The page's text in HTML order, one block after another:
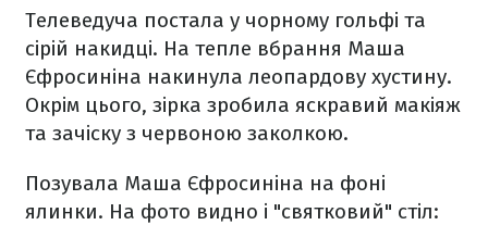
Телеведуча постала у чорному гольфі та
сірій накидці. На тепле вбрання Маша
Єфросиніна накинула леопардову хустину.
Окрім цього, зірка зробила яскравий макіяж
та зачіску з червоною заколкою.
Позувала Маша Єфросиніна на фоні
ялинки. На фото видно і "святковий" стіл: